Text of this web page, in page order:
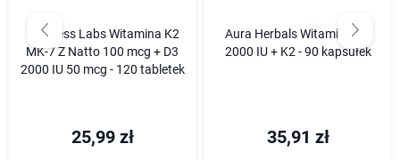
Progress Labs Witamina K2
MK-7 Z Natto 100 mcg + D3
2000 IU 50 mcg - 120 tabletek
25,99 zł
Aura Herbals Witamina D3
2000 IU + K2 - 90 kapsułek
35,91 zł